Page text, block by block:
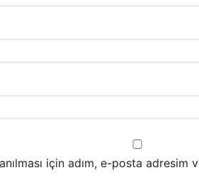
için adım, e-posta adresim